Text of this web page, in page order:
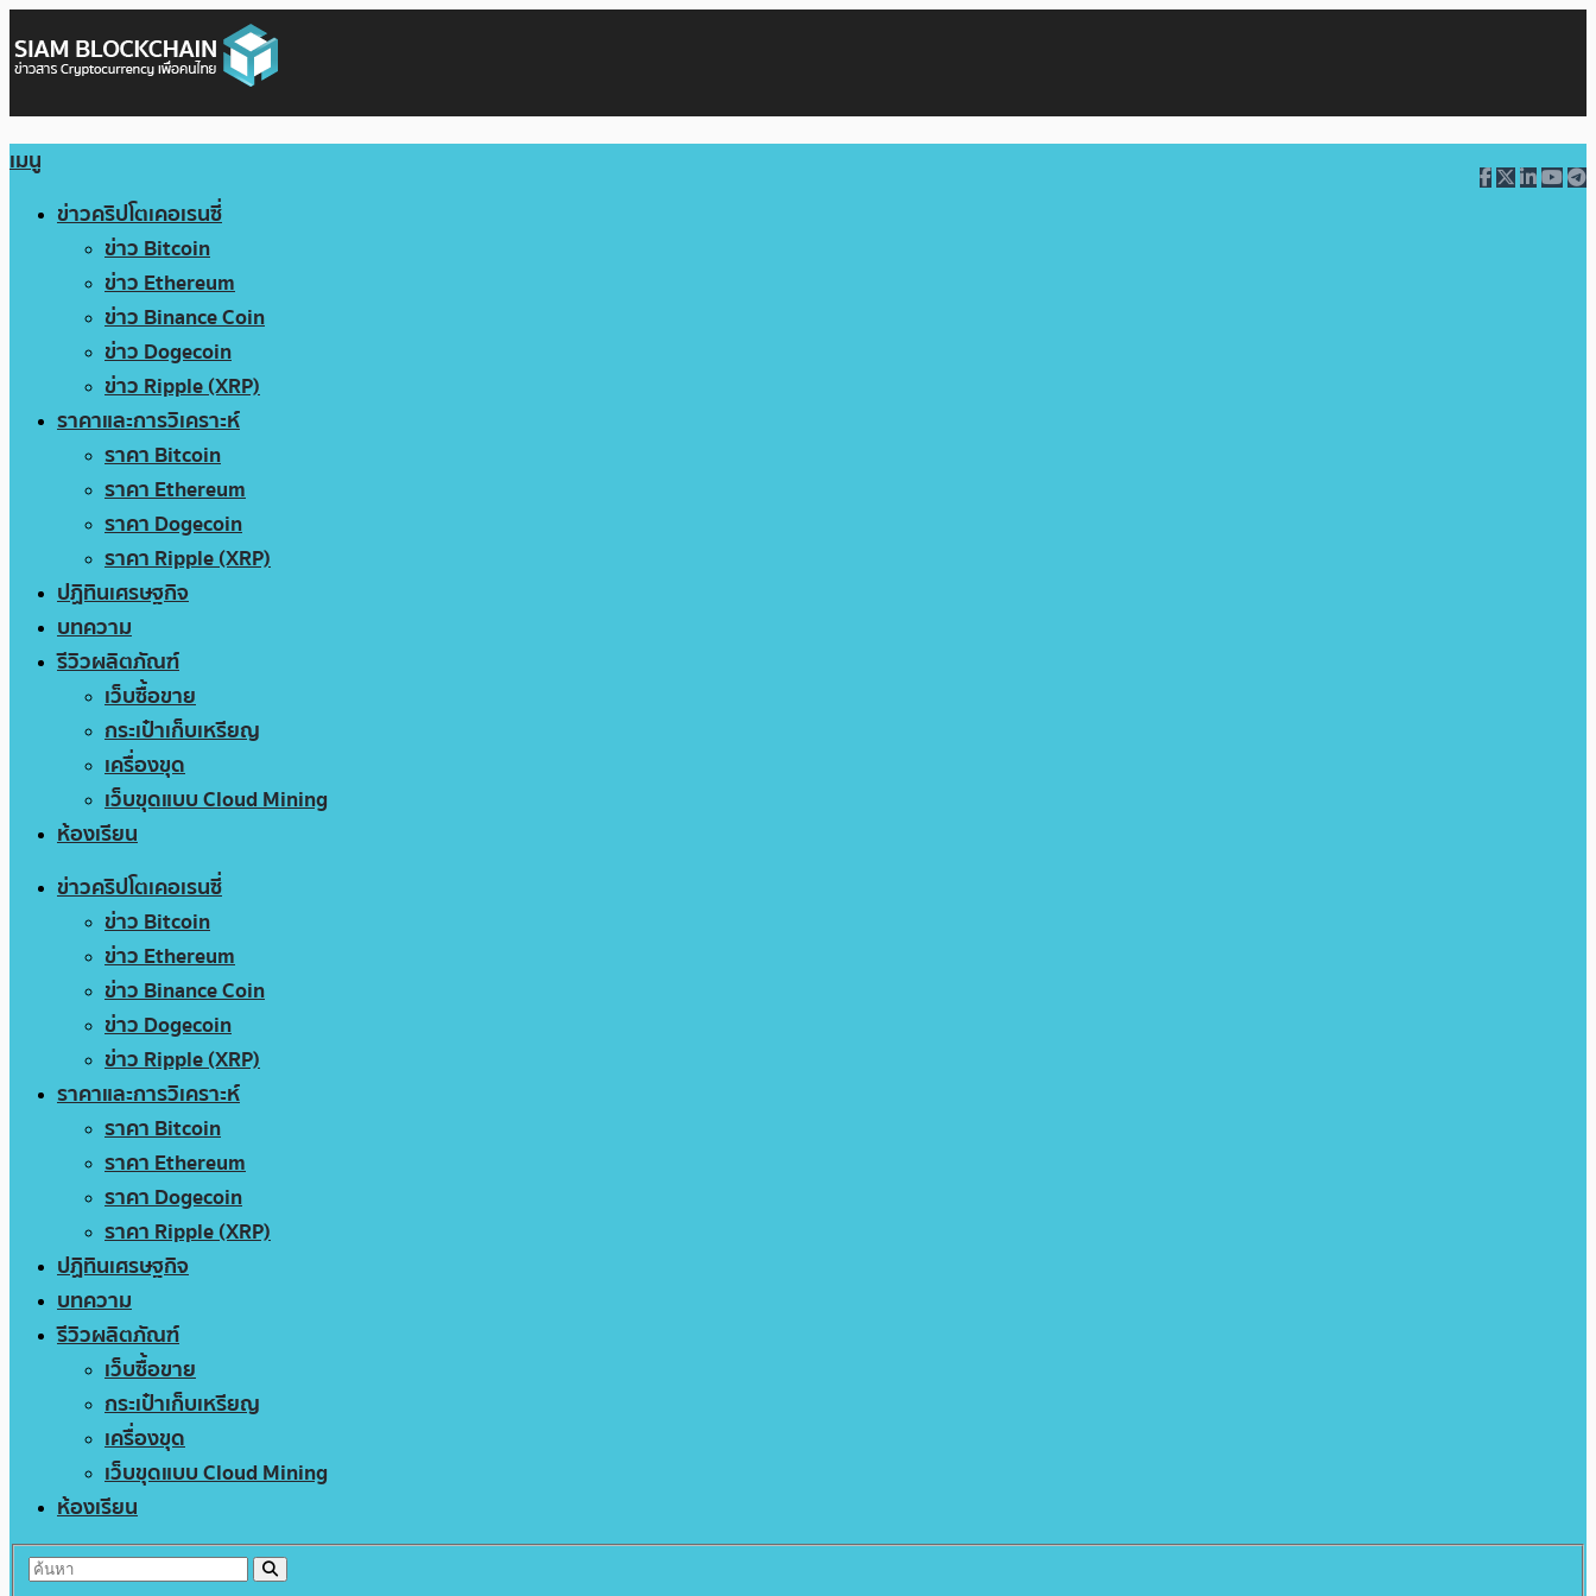
เมนู
ข่าวคริปโตเคอเรนซี่
ข่าว Bitcoin
ข่าว Ethereum
ข่าว Binance Coin
ข่าว Dogecoin
ข่าว Ripple (XRP)
ราคาและการวิเคราะห์
ราคา Bitcoin
ราคา Ethereum
ราคา Dogecoin
ราคา Ripple (XRP)
ปฏิทินเศรษฐกิจ
บทความ
รีวิวผลิตภัณฑ์
เว็บซื้อขาย
กระเป๋าเก็บเหรียญ
เครื่องขุด
เว็บขุดแบบ Cloud Mining
ห้องเรียน
ข่าวคริปโตเคอเรนซี่
ข่าว Bitcoin
ข่าว Ethereum
ข่าว Binance Coin
ข่าว Dogecoin
ข่าว Ripple (XRP)
ราคาและการวิเคราะห์
ราคา Bitcoin
ราคา Ethereum
ราคา Dogecoin
ราคา Ripple (XRP)
ปฏิทินเศรษฐกิจ
บทความ
รีวิวผลิตภัณฑ์
เว็บซื้อขาย
กระเป๋าเก็บเหรียญ
เครื่องขุด
เว็บขุดแบบ Cloud Mining
ห้องเรียน